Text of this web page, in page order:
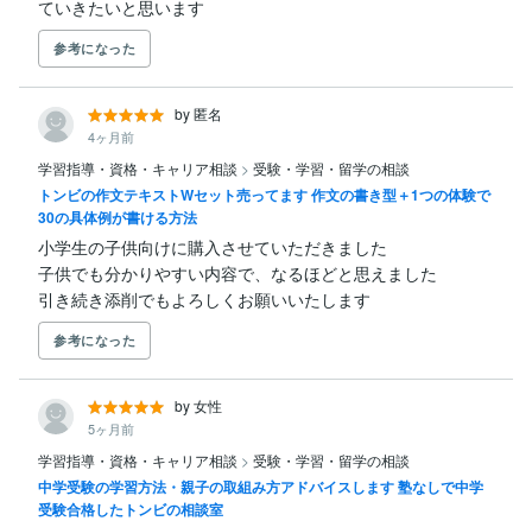
ていきたいと思います
参考になった
by 匿名
4ヶ月前
学習指導・資格・キャリア相談 > 受験・学習・留学の相談
トンビの作文テキストWセット売ってます 作文の書き型＋1つの体験で
30の具体例が書ける方法
小学生の子供向けに購入させていただきました
子供でも分かりやすい内容で、なるほどと思えました
引き続き添削でもよろしくお願いいたします
参考になった
by 女性
5ヶ月前
学習指導・資格・キャリア相談 > 受験・学習・留学の相談
中学受験の学習方法・親子の取組み方アドバイスします 塾なしで中学
受験合格したトンビの相談室